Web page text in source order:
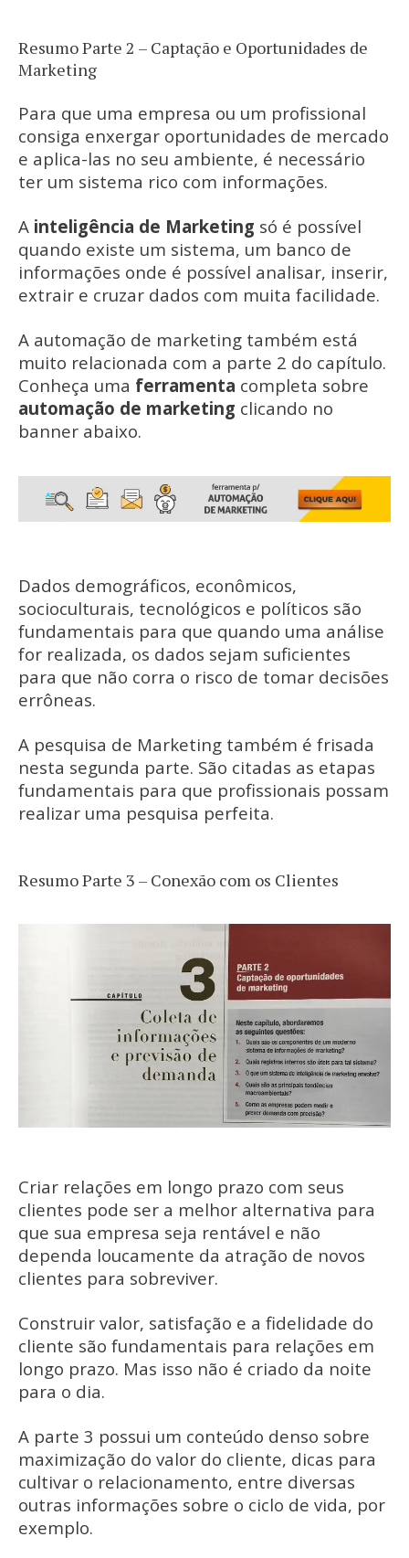
Resumo Parte 2 – Captação e Oportunidades de
Marketing
Para que uma empresa ou um profissional
consiga enxergar oportunidades de mercado
e aplica-las no seu ambiente, é necessário
ter um sistema rico com informações.
A inteligência de Marketing só é possível
quando existe um sistema, um banco de
informações onde é possível analisar, inserir,
extrair e cruzar dados com muita facilidade.
A automação de marketing também está
muito relacionada com a parte 2 do capítulo.
Conheça uma ferramenta completa sobre
automação de marketing clicando no
banner abaixo.
Dados demográficos, econômicos,
socioculturais, tecnológicos e políticos são
fundamentais para que quando uma análise
for realizada, os dados sejam suficientes
para que não corra o risco de tomar decisões
errôneas.
A pesquisa de Marketing também é frisada
nesta segunda parte. São citadas as etapas
fundamentais para que profissionais possam
realizar uma pesquisa perfeita.
Resumo Parte 3 – Conexão com os Clientes
Criar relações em longo prazo com seus
clientes pode ser a melhor alternativa para
que sua empresa seja rentável e não
dependa loucamente da atração de novos
clientes para sobreviver.
Construir valor, satisfação e a fidelidade do
cliente são fundamentais para relações em
longo prazo. Mas isso não é criado da noite
para o dia.
A parte 3 possui um conteúdo denso sobre
maximização do valor do cliente, dicas para
cultivar o relacionamento, entre diversas
outras informações sobre o ciclo de vida, por
exemplo.